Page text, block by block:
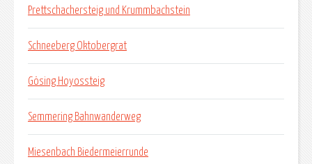
Prettschachersteig und Krummbachstein
Schneeberg Oktobergrat
Gösing Hoyossteig
Semmering Bahnwanderweg
Miesenbach Biedermeierrunde